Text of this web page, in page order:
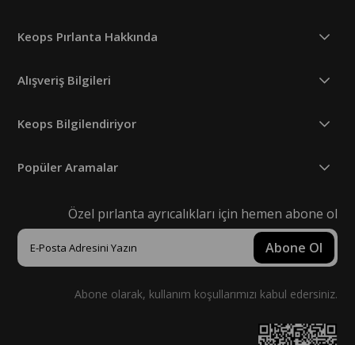
Keops Pırlanta Hakkında
Alışveriş Bilgileri
Keops Bilgilendiriyor
Popüler Aramalar
Özel pırlanta ayrıcalıkları için hemen abone ol
Abone Ol
Abone olarak, kullanım koşullarımızı kabul edersiniz.